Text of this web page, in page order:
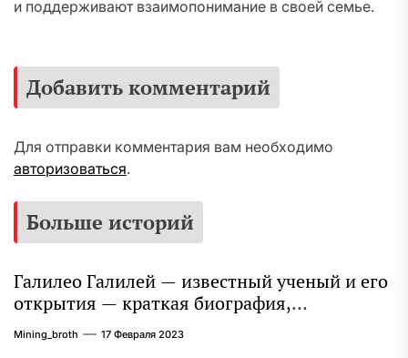
и поддерживают взаимопонимание в своей семье.
Добавить комментарий
Для отправки комментария вам необходимо
авторизоваться.
Больше историй
Галилео Галилей — известный ученый и его
открытия — краткая биография,
достижения и вклад в науку
Mining_broth 17 Февраля 2023